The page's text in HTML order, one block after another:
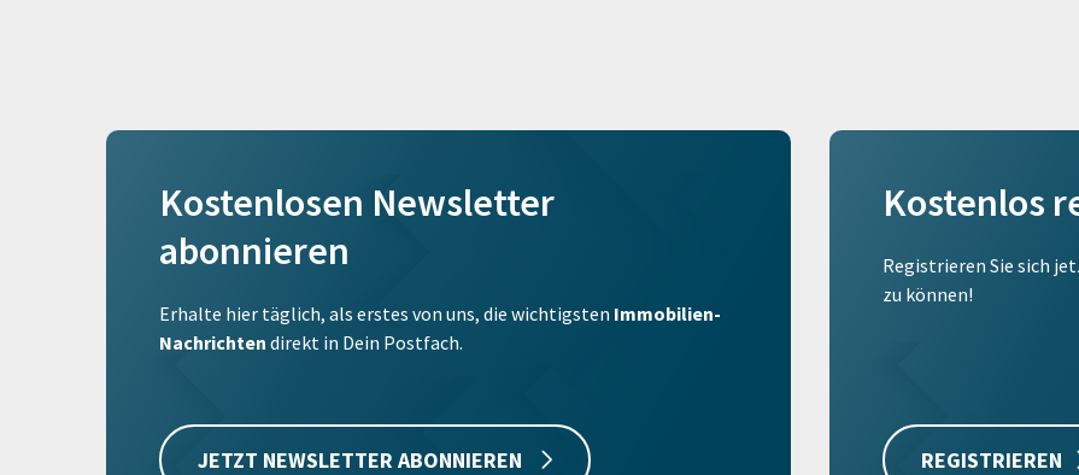
Kostenlosen Newsletter
abonnieren
Erhalte hier täglich, als erstes von uns, die wichtigsten Immobilien-
Nachrichten direkt in Dein Postfach.
JETZT NEWSLETTER ABONNIEREN
Kostenlos
Registrieren Sie sich
zu können!
REGISTRIEREN